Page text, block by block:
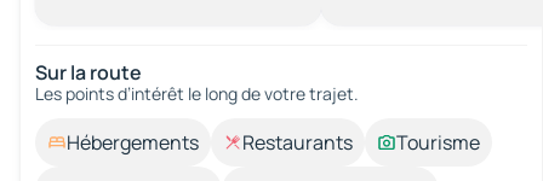
Sur la route
Les points d’intérêt le long de votre trajet.
Hébergements Restaurants
Tourisme